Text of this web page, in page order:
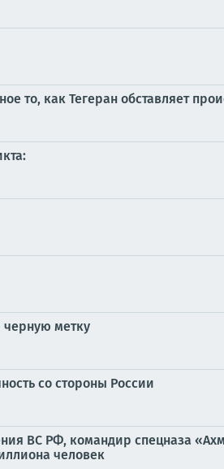
то, как Тегеран обставляет
черную метку
со стороны России
ВС РФ, командир спецназа
человек